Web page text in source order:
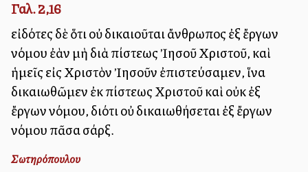
Γαλ. 2,16
εἰδότες δὲ ὅτι οὐ δικαιοῦται ἄνθρωπος ἐξ ἔργων
νόμου ἐὰν μὴ διὰ πίστεως Ἰησοῦ Χριστοῦ, καὶ
ἡμεῖς εἰς Χριστὸν Ἰησοῦν ἐπιστεύσαμεν, ἵνα
δικαιωθῶμεν ἐκ πίστεως Χριστοῦ καὶ οὐκ ἐξ
ἔργων νόμου, διότι οὐ δικαιωθήσεται ἐξ ἔργων
νόμου πᾶσα σάρξ.
Σωτηρόπουλου